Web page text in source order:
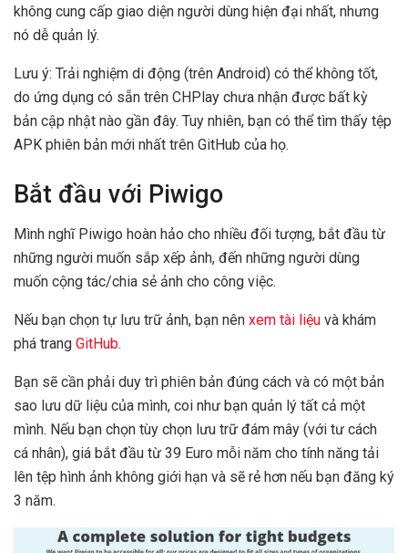
không cung cấp giao diện người dùng hiện đại nhất, nhưng
nó dễ quản lý.
Lưu ý: Trải nghiệm di động (trên Android) có thể không tốt,
do ứng dụng có sẵn trên CHPlay chưa nhận được bất kỳ
bản cập nhật nào gần đây. Tuy nhiên, bạn có thể tìm thấy tệp
APK phiên bản mới nhất trên GitHub của họ.
Bắt đầu với Piwigo
Mình nghĩ Piwigo hoàn hảo cho nhiều đối tượng, bắt đầu từ
những người muốn sắp xếp ảnh, đến những người dùng
muốn cộng tác/chia sẻ ảnh cho công việc.
Nếu bạn chọn tự lưu trữ ảnh, bạn nên xem tài liệu và khám
phá trang GitHub.
Bạn sẽ cần phải duy trì phiên bản đúng cách và có một bản
sao lưu dữ liệu của mình, coi như bạn quản lý tất cả một
mình. Nếu bạn chọn tùy chọn lưu trữ đám mây (với tư cách
cá nhân), giá bắt đầu từ 39 Euro mỗi năm cho tính năng tải
lên tệp hình ảnh không giới hạn và sẽ rẻ hơn nếu bạn đăng ký
3 năm.